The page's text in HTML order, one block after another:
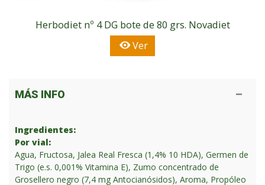
Herbodiet nº 4 DG bote de 80 grs. Novadiet
Ver
MÁS INFO
Ingredientes:
Por vial:
Agua, Fructosa, Jalea Real Fresca (1,4% 10 HDA), Germen de
Trigo (e.s. 0,001% Vitamina E), Zumo concentrado de
Grosellero negro (7,4 mg Antocianósidos), Aroma, Propóleo